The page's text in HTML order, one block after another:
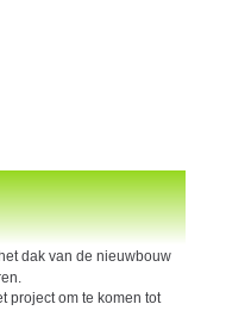
dak van de nieuwbouw
project om te komen tot